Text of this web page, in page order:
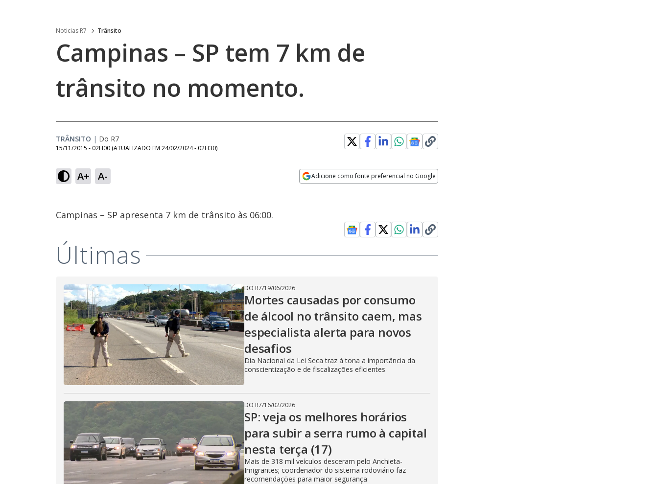
Noticias R7 Trânsito
Campinas – SP tem 7 km de
trânsito no momento.
TRÂNSITO | Do R7
15/11/2015 - 02H00 (ATUALIZADO EM 24/02/2024 - 02H30)
A+ A- Adicione como fonte preferencial no Google
Campinas – SP apresenta 7 km de trânsito às 06:00.
Últimas
DO R7/19/06/2026
Mortes causadas por consumo
de álcool no trânsito caem, mas
especialista alerta para novos
desafios
Dia Nacional da Lei Seca traz à tona a importância da
conscientização e de fiscalizações eficientes
DO R7/16/02/2026
SP: veja os melhores horários
para subir a serra rumo à capital
nesta terça (17)
Mais de 318 mil veículos desceram pelo Anchieta-
Imigrantes; coordenador do sistema rodoviário faz
recomendações para maior segurança